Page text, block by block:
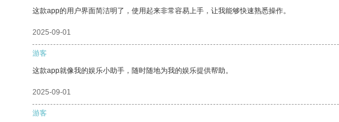
这款app的用户界面简洁明了，使用起来非常容易上手，让我能够快速熟悉操作。
2025-09-01
游客
这款app就像我的娱乐小助手，随时随地为我的娱乐提供帮助。
2025-09-01
游客